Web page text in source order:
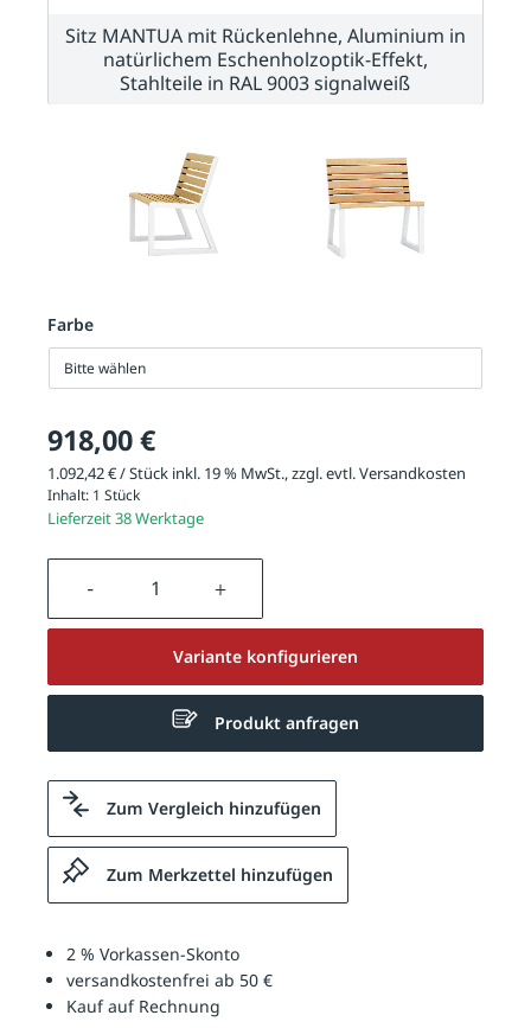
Farbe
Bitte wählen
918,00 €
1.092,42 € / Stück inkl. 19 % MwSt., zzgl. evtl.Versandkosten
Inhalt: 1 Stück
Lieferzeit 38 Werktage
Produkt Anzahl: Gib den
Variante konfigurieren
Produkt anfragen
Zum Vergleich hinzufügen
Zum Merkzettel hinzufügen
2 % Vorkassen-Skonto
versandkostenfrei ab 50 €
Kauf auf Rechnung
Sitz MANTUA mit Rückenlehne, Aluminium in
natürlichem Eschenholzoptik-Effekt,
Stahlteile in RAL 9003 signalweiß